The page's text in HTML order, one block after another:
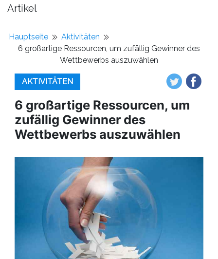
Artikel
Hauptseite
Aktivitäten
6 großartige Ressourcen, um zufällig Gewinner des
Wettbewerbs auszuwählen
AKTIVITÄTEN
6 großartige Ressourcen, um
zufällig Gewinner des
Wettbewerbs auszuwählen